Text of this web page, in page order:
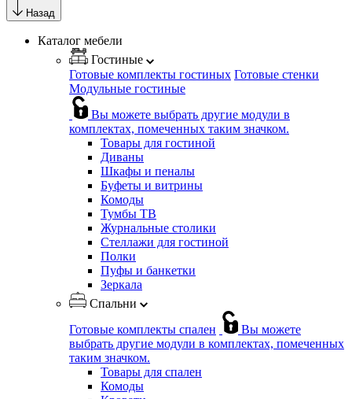
Назад
Каталог мебели
Гостиные
Готовые комплекты гостиных Готовые стенки
Модульные гостиные
Вы можете выбрать другие модули в
комплектах, помеченных таким значком.
Товары для гостиной
Диваны
Шкафы и пеналы
Буфеты и витрины
Комоды
Тумбы ТВ
Журнальные столики
Стеллажи для гостиной
Полки
Пуфы и банкетки
Зеркала
Спальни
Готовые комплекты спален
Вы можете
выбрать другие модули в комплектах, помеченных
таким значком.
Товары для спален
Комоды